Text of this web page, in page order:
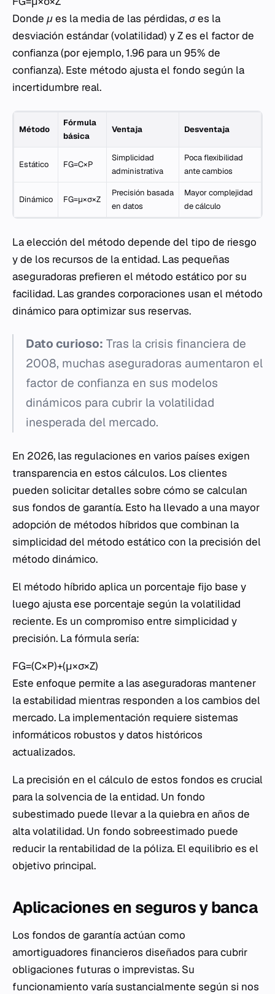
Donde μes la media de las pérdidas,σes la
desviación estándar (volatilidad) yZes el factor de
confianza (por ejemplo, 1.96 para un 95% de
confianza). Este método ajusta el fondo según la
incertidumbre real.
Método
Fórmula
básica
Ventaja Desventaja
Estático FG=C×P
Simplicidad
administrativa
Poca flexibilidad
ante cambios
Dinámico FG=μ×σ×Z
Precisión basada
en datos
Mayor complejidad
de cálculo
La elección del método depende del tipo de riesgo
y de los recursos de la entidad. Las pequeñas
aseguradoras prefieren el método estático por su
facilidad. Las grandes corporaciones usan el método
dinámico para optimizar sus reservas.
Dato curioso: Tras la crisis financiera de
2008, muchas aseguradoras aumentaron el
factor de confianza en sus modelos
dinámicos para cubrir la volatilidad
inesperada del mercado.
En 2026, las regulaciones en varios países exigen
transparencia en estos cálculos. Los clientes
pueden solicitar detalles sobre cómo se calculan
sus fondos de garantía. Esto ha llevado a una mayor
adopción de métodos híbridos que combinan la
simplicidad del método estático con la precisión del
método dinámico.
El método híbrido aplica un porcentaje fijo base y
luego ajusta ese porcentaje según la volatilidad
reciente. Es un compromiso entre simplicidad y
precisión. La fórmula sería:
FG=(C×P)+(μ×σ×Z)
Este enfoque permite a las aseguradoras mantener
la estabilidad mientras responden a los cambios del
mercado. La implementación requiere sistemas
informáticos robustos y datos históricos
actualizados.
La precisión en el cálculo de estos fondos es crucial
para la solvencia de la entidad. Un fondo
subestimado puede llevar a la quiebra en años de
alta volatilidad. Un fondo sobreestimado puede
reducir la rentabilidad de la póliza. El equilibrio es el
objetivo principal.
Aplicaciones en seguros y banca
Los fondos de garantía actúan como
amortiguadores financieros diseñados para cubrir
obligaciones futuras o imprevistas. Su
funcionamiento varía sustancialmente según si nos